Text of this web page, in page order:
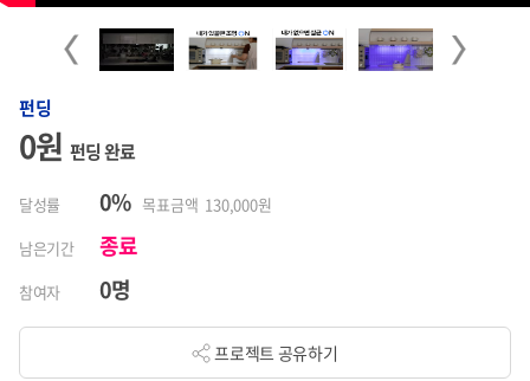
Previous Next
펀딩
0원 펀딩 완료
달성률 0% 목표금액 130,000원
남은기간
종료
참여자 0명
프로젝트 공유하기